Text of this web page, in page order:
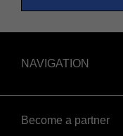
NAVIGATION
Become a partner